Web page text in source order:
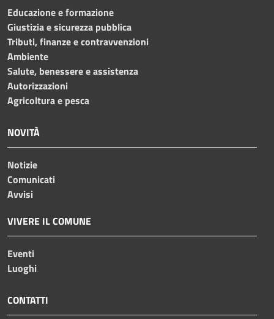
Educazione e formazione
Giustizia e sicurezza pubblica
Tributi, finanze e contravvenzioni
Ambiente
Salute, benessere e assistenza
Autorizzazioni
Agricoltura e pesca
NOVITÀ
Notizie
Comunicati
Avvisi
VIVERE IL COMUNE
Eventi
Luoghi
CONTATTI